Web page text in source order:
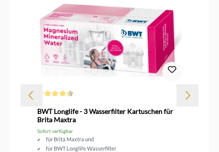
BWT Longlife - 3 Wasserfilter Kartuschen für
Brita Maxtra
Sofort verfügbar
für Brita Maxtra und
für BWT Longlife Wasserfilter